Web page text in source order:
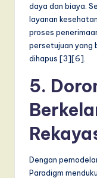
daya dan biaya.
layanan
proses
persetujuan yang
dihapus [3][6].
5.
Dengan
Paradigm